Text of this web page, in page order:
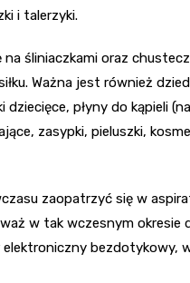
i talerzyki.
śliniaczkami oraz
Ważna jest również
płyny do kąpieli
zasypki, pieluszki,
zaopatrzyć się w
w tak wczesnym okresie
bezdotykowy,